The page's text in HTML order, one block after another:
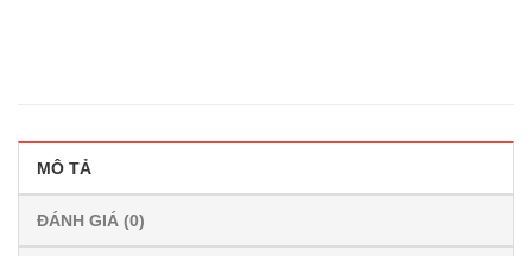
MÔ TẢ
ĐÁNH GIÁ (0)